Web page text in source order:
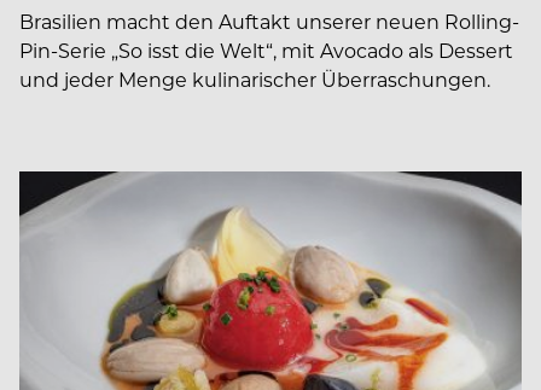
Brasilien macht den Auftakt unserer neuen Rolling-
Pin-Serie „So isst die Welt“, mit Avocado als Dessert
und jeder Menge kulinarischer Überraschungen.